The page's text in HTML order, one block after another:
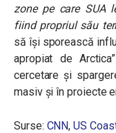
zone pe care SUA
fiind propriul său
să își sporească
apropiat de
cercetare și
masiv și în proiecte
Surse: CNN,US